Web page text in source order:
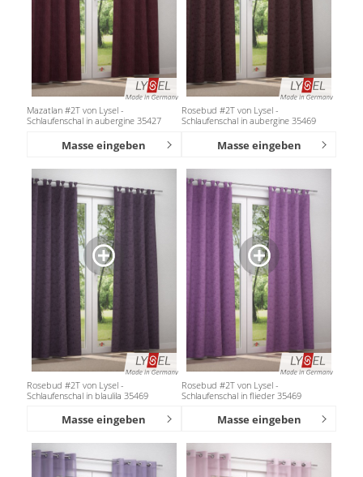
Mazatlan #2T von Lysel -
Schlaufenschal in aubergine 35427
Masse eingeben
Rosebud #2T von Lysel -
Schlaufenschal in aubergine 35469
Masse eingeben
Rosebud #2T von Lysel -
Schlaufenschal in blaulila 35469
Masse eingeben
Rosebud #2T von Lysel -
Schlaufenschal in flieder 35469
Masse eingeben